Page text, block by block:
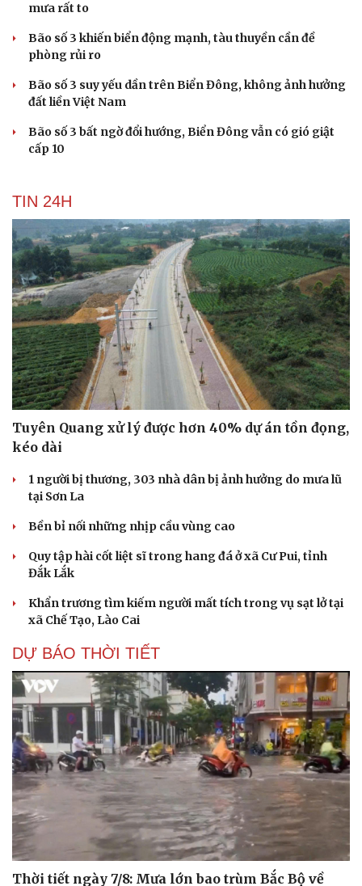
mưa rất to
Bão số 3 khiến biển động mạnh, tàu thuyền cần đề
phòng rủi ro
Bão số 3 suy yếu dần trên Biển Đông, không ảnh hưởng
đất liền Việt Nam
Bão số 3 bất ngờ đổi hướng, Biển Đông vẫn có gió giật
cấp 10
TIN 24H
Tuyên Quang xử lý được hơn 40% dự án tồn đọng,
kéo dài
1 người bị thương, 303 nhà dân bị ảnh hưởng do mưa lũ
tại Sơn La
Bền bỉ nối những nhịp cầu vùng cao
Quy tập hài cốt liệt sĩ trong hang đá ở xã Cư Pui, tỉnh
Đắk Lắk
Khẩn trương tìm kiếm người mất tích trong vụ sạt lở tại
xã Chế Tạo, Lào Cai
DỰ BÁO THỜI TIẾT
Thời tiết ngày 7/8: Mưa lớn bao trùm Bắc Bộ về